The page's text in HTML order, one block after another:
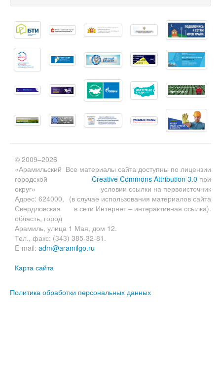
Все материалы сайта доступны по лицензии
Creative Commons Attribution 3.0 при
условии ссылки на первоисточник
(в случае использования материалов сайта
в сети Интернет – интерактивная ссылка).
© 2009–2026
«Арамильский
городской
округ»
Адрес: 624000,
Свердловская
область, город
Арамиль, улица 1 Мая, дом 12.
Тел., факс: (343) 385-32-81.
E-mail: adm@aramilgo.ru
Карта сайта
Политика обработки персональных данных